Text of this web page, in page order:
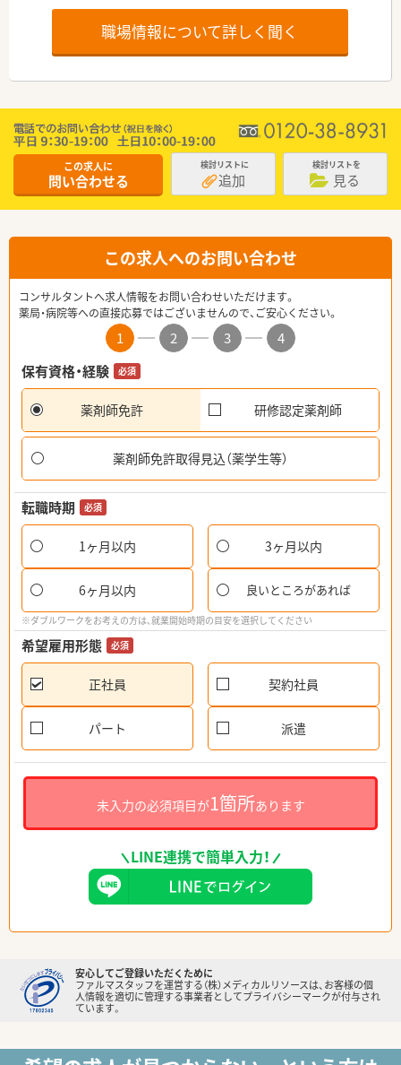
職場情報について詳しく聞く
この求人に
問い合わせる
検討リストに
追加
検討リストを
見る
この求人へのお問い合わせ
コンサルタントへ求人情報をお問い合わせいただけます。
薬局・病院等への直接応募ではございませんので、ご安心ください。
1 2 3
4
保有資格・経験
必須
薬剤師免許 研修認定薬剤師
薬剤師免許取得見込（薬学生等）
転職時期 必須
1ヶ月以内 3ヶ月以内
6ヶ月以内 良いところがあれば
※ダブルワークをお考えの方は、就業開始時期の目安を選択してください
希望雇用形態 必須
正社員 契約社員
パート 派遣
未入力の必須項目が1箇所あります
LINE連携で簡単入力！
安心してご登録いただくために
ファルマスタッフを運営する（株）メディカルリソースは、お客様の個
人情報を適切に管理する事業者としてプライバシーマークが付与され
ています。